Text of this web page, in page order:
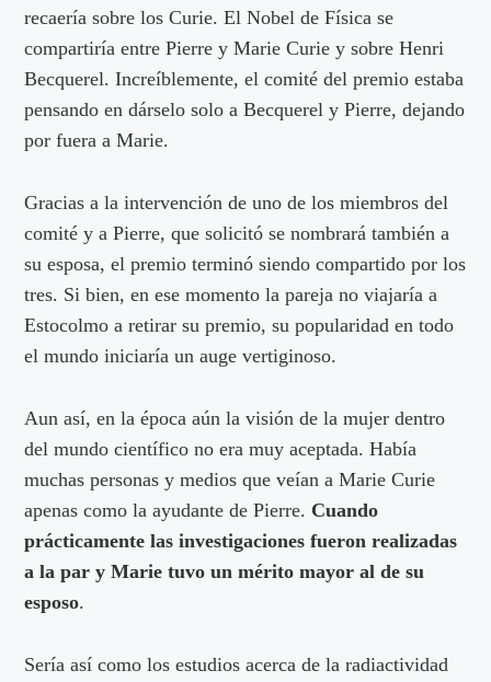
recaería sobre los Curie. El Nobel de Física se
compartiría entre Pierre y Marie Curie y sobre Henri
Becquerel. Increíblemente, el comité del premio estaba
pensando en dárselo solo a Becquerel y Pierre, dejando
por fuera a Marie.
Gracias a la intervención de uno de los miembros del
comité y a Pierre, que solicitó se nombrará también a
su esposa, el premio terminó siendo compartido por los
tres. Si bien, en ese momento la pareja no viajaría a
Estocolmo a retirar su premio, su popularidad en todo
el mundo iniciaría un auge vertiginoso.
Aun así, en la época aún la visión de la mujer dentro
del mundo científico no era muy aceptada. Había
muchas personas y medios que veían a Marie Curie
apenas como la ayudante de Pierre. Cuando
prácticamente las investigaciones fueron realizadas
a la par y Marie tuvo un mérito mayor al de su
esposo.
Sería así como los estudios acerca de la radiactividad